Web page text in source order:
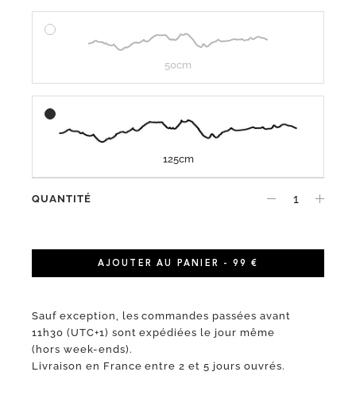
50cm
125cm
QUANTITÉ
AJOUTER AU PANIER - 99 €
Sauf exception, les commandes passées avant
11h30 (UTC+1) sont expédiées le jour même
(hors week-ends).
Livraison en France entre 2 et 5 jours ouvrés.